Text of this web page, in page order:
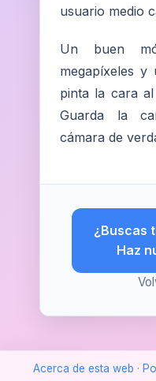
usuario medio
Un buen
megapíxeles
pinta la cara
Guarda la
cámara de
¿Buscas
Haz
Acerca de esta web ·